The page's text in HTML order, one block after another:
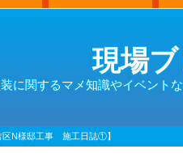
現場
に関するマメ知識やイベント
区N様邸工事 施工日誌①】